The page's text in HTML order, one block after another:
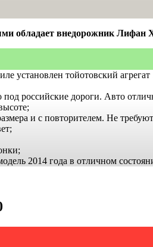
обладает внедорожник Лифан
установлен тойотовский
под российские дороги. Авто
и с повторителем. Не
2014 года в отличном